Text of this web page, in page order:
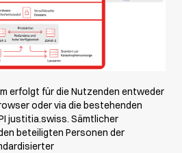
erfolgt für die Nutzenden entweder
oder via die bestehenden
justitia.swiss. Sämtlicher
beteiligten Personen der